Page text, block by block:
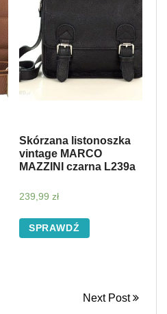
Skórzana listonoszka
vintage MARCO
MAZZINI czarna L239a
239,99 zł
SPRAWDŹ
Next Post